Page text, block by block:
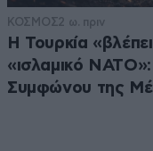
ΚΟΣΜΟΣ2 ω. πριν
Η Τουρκία
«ισλαμικό
Συμφώνου της